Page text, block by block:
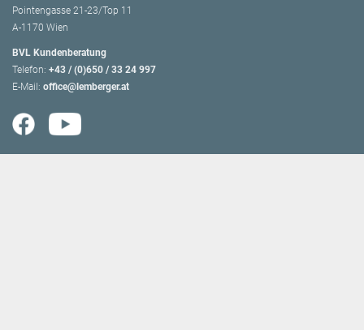
Pointengasse 21-23/Top 11
A-1170 Wien
BVL Kundenberatung
Telefon: +43 / (0)650 / 33 24 997
E-Mail: office@lemberger.at